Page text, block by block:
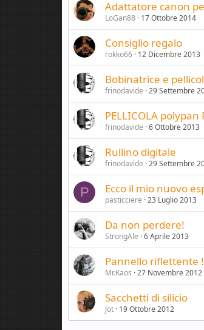
Adattatore canon
LoGan88 17 Ottobre 2014
Consiglio regalo
rokko66 12 Dicembre 2013
Bobinatrice e
frinodavide 29 Settembre
PELLICOLA polypan
frinodavide 6 Ottobre 2013
Rullino digitale
frinodavide 29 Settembre
P Ecco il mio nuovo
pasticciere 23 Luglio 2013
Da non perdere!
StrongAle 6 Aprile 2013
Pannello riflettente
Mr.Kaos 27 Novembre 2012
Sacchetti di silicio
Jot 19 Ottobre 2012